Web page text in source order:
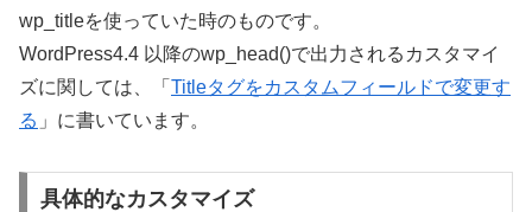
wp_titleを使っていた時のものです。
WordPress4.4 以降のwp_head()で出力されるカスタマイ
ズに関しては、「 Titleタグをカスタムフィールドで変更す
る 」に書いています。
具体的なカスタマイズ